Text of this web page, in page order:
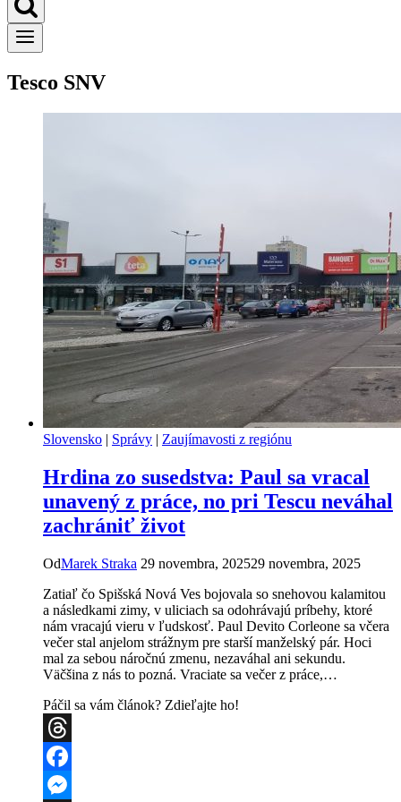
Tesco SNV
Slovensko | Správy | Zaujímavosti z regiónu
Hrdina zo susedstva: Paul sa vracal
unavený z práce, no pri Tescu neváhal
zachrániť život
OdMarek Straka 29 novembra, 202529 novembra, 2025
Zatiaľ čo Spišská Nová Ves bojovala so snehovou kalamitou
a následkami zimy, v uliciach sa odohrávajú príbehy, ktoré
nám vracajú vieru v ľudskosť. Paul Devito Corleone sa včera
večer stal anjelom strážnym pre starší manželský pár. Hoci
mal za sebou náročnú zmenu, nezaváhal ani sekundu.
Väčšina z nás to pozná. Vraciate sa večer z práce,…
Páčil sa vám článok? Zdieľajte ho!
Threads
Facebook